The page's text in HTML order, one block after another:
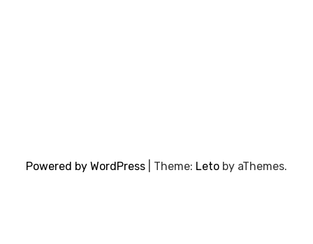
Powered by WordPress Theme: Leto by aThemes.